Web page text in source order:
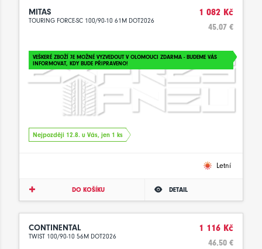
MITAS
TOURING FORCE-SC 100/90-10 61M DOT2026
1 082 Kč
45.07 €
VEŠKERÉ ZBOŽÍ JE MOŽNÉ VYZVEDOUT V OLOMOUCI ZDARMA - BUDEME VÁS
INFORMOVAT, KDY BUDE PŘIPRAVENO!
Nejpozději 12.8. u Vás, jen 1 ks
Letní
DO KOŠÍKU DETAIL
CONTINENTAL
TWIST 100/90-10 56M DOT2026
1 116 Kč
46.50 €